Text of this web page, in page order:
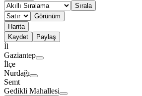
Sırala
Görünüm
Harita
Kaydet
Paylaş
İl
Gaziantep
İlçe
Nurdağı
Semt
Gedikli Mahallesi